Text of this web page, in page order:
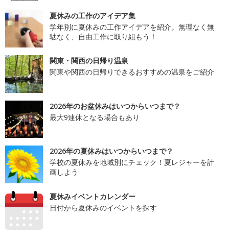
夏休みの工作のアイデア集
学年別に夏休みの工作アイデアを紹介。無理なく無
駄なく、自由工作に取り組もう！
関東・関西の日帰り温泉
関東や関西の日帰りできるおすすめの温泉をご紹介
2026年のお盆休みはいつからいつまで？
最大9連休となる場合もあり
2026年の夏休みはいつからいつまで？
学校の夏休みを地域別にチェック！夏レジャーを計
画しよう
夏休みイベントカレンダー
日付から夏休みのイベントを探す